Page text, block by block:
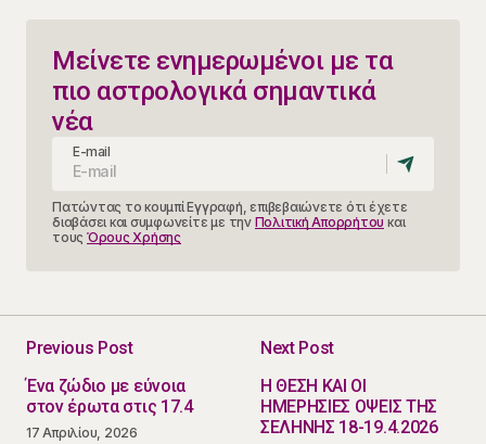
Μείνετε ενημερωμένοι με τα
πιο αστρολογικά σημαντικά
νέα
E-mail
Πατώντας το κουμπί Εγγραφή, επιβεβαιώνετε ότι έχετε
διαβάσει και συμφωνείτε με την Πολιτική Απορρήτου και
τους Όρους Χρήσης
Previous Post
Ένα ζώδιο με εύνοια
στον έρωτα στις 17.4
17 Απριλίου, 2026
Next Post
Η ΘΕΣΗ ΚΑΙ ΟΙ
ΗΜΕΡΗΣΙΕΣ ΟΨΕΙΣ ΤΗΣ
ΣΕΛΗΝΗΣ 18-19.4.2026